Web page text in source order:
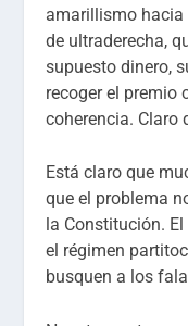
amarillismo
de ultraderecha,
supuesto dinero,
recoger el premio
coherencia. Claro
Está claro que
que el problema
la Constitución.
el régimen
busquen a los